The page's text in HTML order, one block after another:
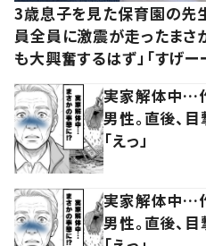
3歳息子を見た保育園の先
員全員に激震が走ったまさ
も大興奮するはず」「すげーー
実家解体中…
男性。直後、
「えっ」
実家解体中…
男性。直後、